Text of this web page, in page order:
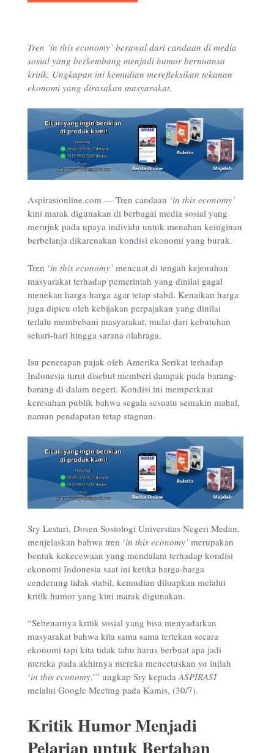
Tren ‘in this economy’ berawal dari candaan di media
sosial yang berkembang menjadi humor bernuansa
kritik. Ungkapan ini kemudian merefleksikan tekanan
ekonomi yang dirasakan masyarakat.
Aspirasionline.com — Tren candaan ‘in this economy’
kini marak digunakan di berbagai media sosial yang
merujuk pada upaya individu untuk menahan keinginan
berbelanja dikarenakan kondisi ekonomi yang buruk.
Tren ‘in this economy’ mencuat di tengah kejenuhan
masyarakat terhadap pemerintah yang dinilai gagal
menekan harga-harga agar tetap stabil. Kenaikan harga
juga dipicu oleh kebijakan perpajakan yang dinilai
terlalu membebani masyarakat, mulai dari kebutuhan
sehari-hari hingga sarana olahraga.
Isu penerapan pajak oleh Amerika Serikat terhadap
Indonesia turut disebut memberi dampak pada barang-
barang di dalam negeri. Kondisi ini memperkuat
keresahan publik bahwa segala sesuatu semakin mahal,
namun pendapatan tetap stagnan.
Sry Lestari, Dosen Sosiologi Universitas Negeri Medan,
menjelaskan bahwa tren ‘in this economy’ merupakan
bentuk kekecewaan yang mendalam terhadap kondisi
ekonomi Indonesia saat ini ketika harga-harga
cenderung tidak stabil, kemudian diluapkan melalui
kritik humor yang kini marak digunakan.
“Sebenarnya kritik sosial yang bisa menyadarkan
masyarakat bahwa kita sama sama tertekan secara
ekonomi tapi kita tidak tahu harus berbuat apa jadi
mereka pada akhirnya mereka mencetuskan ya inilah
‘in this economy,’” ungkap Sry kepadaASPIRASI
melalui Google Meeting pada Kamis, (30/7).
Kritik Humor Menjadi
Pelarian untuk Bertahan